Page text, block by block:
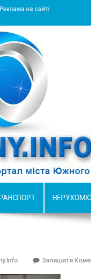
Реклама на сайті
города Южный
Залишити